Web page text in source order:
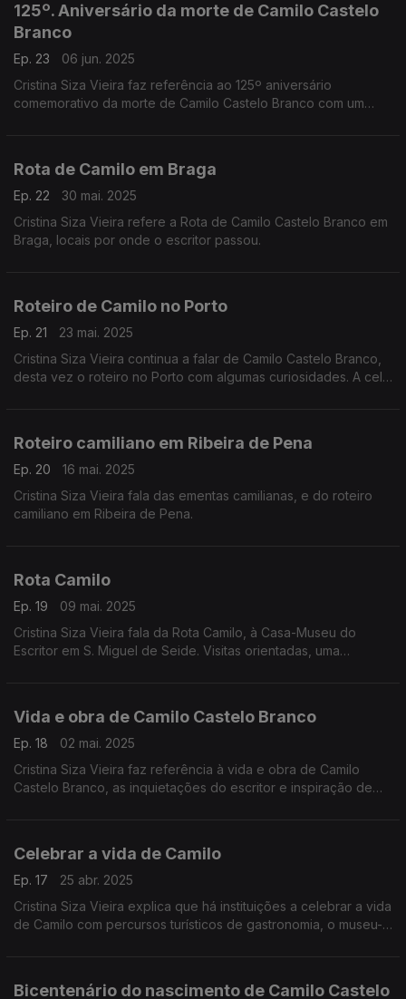
125º. Aniversário da morte de Camilo Castelo
Branco
Ep. 23
06 jun. 2025
Cristina Siza Vieira faz referência ao 125º aniversário
comemorativo da morte de Camilo Castelo Branco com um
Rota de Camilo em Braga
Ep. 22
30 mai. 2025
Cristina Siza Vieira refere a Rota de Camilo Castelo Branco em
Braga, locais por onde o escritor passou.
Roteiro de Camilo no Porto
Ep. 21
23 mai. 2025
Cristina Siza Vieira continua a falar de Camilo Castelo Branco,
desta vez o roteiro no Porto com algumas curiosidades. A cela
Roteiro camiliano em Ribeira de Pena
Ep. 20
16 mai. 2025
Cristina Siza Vieira fala das ementas camilianas, e do roteiro
camiliano em Ribeira de Pena.
Rota Camilo
Ep. 19
09 mai. 2025
Cristina Siza Vieira fala da Rota Camilo, à Casa-Museu do
Escritor em S. Miguel de Seide. Visitas orientadas, uma
Vida e obra de Camilo Castelo Branco
Ep. 18
02 mai. 2025
Cristina Siza Vieira faz referência à vida e obra de Camilo
Castelo Branco, as inquietações do escritor e inspiração de
Celebrar a vida de Camilo
Ep. 17
25 abr. 2025
Cristina Siza Vieira explica que há instituições a celebrar a vida
de Camilo com percursos turísticos de gastronomia, o museu-
Bicentenário do nascimento de Camilo Castelo